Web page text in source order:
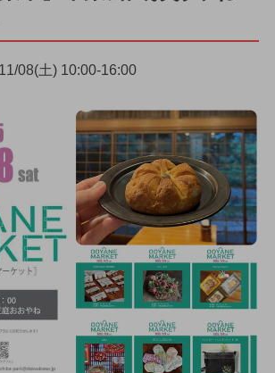
08(土) 10:00-16:00